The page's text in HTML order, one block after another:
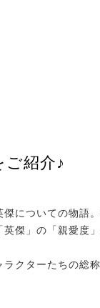
紹介♪
についての物語
傑」の「親愛度
クターたちの総称